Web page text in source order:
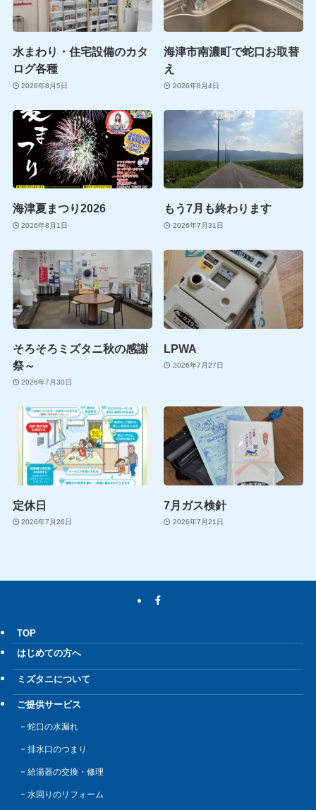
水まわり・住宅設備のカタ
ログ各種
2026年8月5日
海津市南濃町で蛇口お取替
え
2026年8月4日
海津夏まつり2026
2026年8月1日
もう7月も終わります
2026年7月31日
そろそろミズタニ秋の感謝
祭～
2026年7月30日
LPWA
2026年7月27日
定休日
2026年7月26日
7月ガス検針
2026年7月21日
TOP
はじめての方へ
ミズタニについて
ご提供サービス
蛇口の水漏れ
排水口のつまり
給湯器の交換・修理
水回りのリフォーム